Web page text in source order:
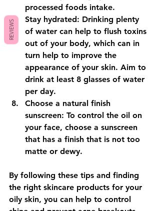
processed foods intake.
Stay hydrated: Drinking plenty
of water can help to flush toxins
out of your body, which can in
turn help to improve the
appearance of your skin. Aim to
drink at least 8 glasses of water
per day.
Choose a natural finish
sunscreen: To control the oil on
your face, choose a sunscreen
that has a finish that is not too
matte or dewy.
By following these tips and finding
the right skincare products for your
oily skin, you can help to control
REVIEWS